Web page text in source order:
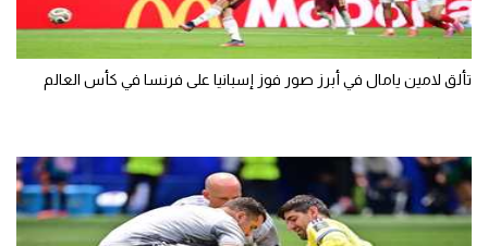
تألق لامين يامال في أبرز صور فوز إسبانيا على فرنسا في كأس العالم